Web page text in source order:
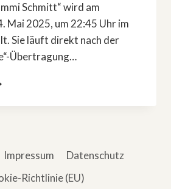
Schmitt“ wird am
Mai 2025, um 22:45 Uhr im
Sie läuft direkt nach der
Übertragung…
D
–
Impressum
Datenschutz
Richtlinie (EU)